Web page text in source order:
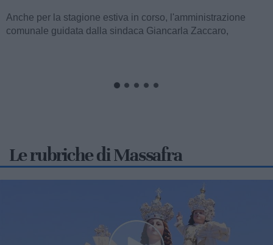
Nella giornata di sabato 1° agosto, si è svolta la tradizionale
cerimonia del Passaggio delle Consegne, durante la quale
Le rubriche di Massafra